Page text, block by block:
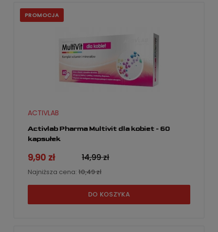
Activlab Pharma Multivit dla kobiet - 60
kapsułek
ACTIVLAB
9,90 zł 14,99 zł
Najniższa cena: 10,49 zł
DO KOSZYKA
PROMOCJA